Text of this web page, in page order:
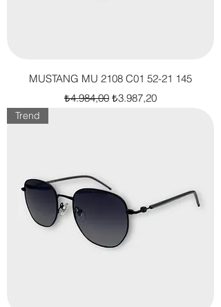
MUSTANG MU 2108 C01 52-21 145
Normal Fiyat
₺4.984,00 İndirimli Fiyat
₺3.987,20
Trend